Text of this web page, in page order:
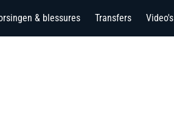
& blessures Transfers Video's